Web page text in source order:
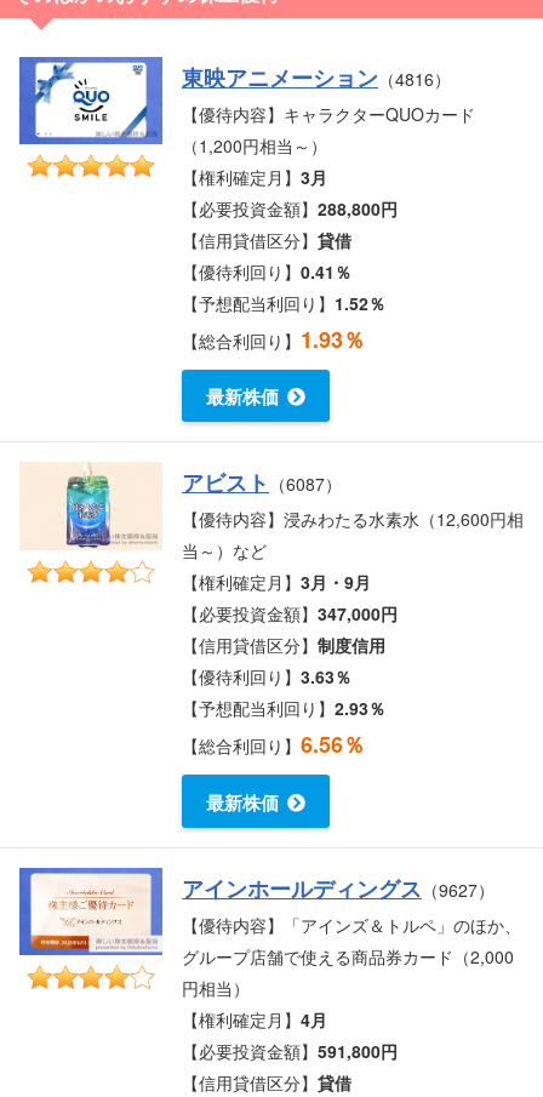
東映アニメーション （4816）
【優待内容】キャラクターQUOカード
（1,200円相当～）
【権利確定月】3月
【必要投資金額】288,800円
【信用貸借区分】貸借
【優待利回り】0.41％
【予想配当利回り】 1.52％
【総合利回り】 1.93％
最新株価
アビスト （6087）
【優待内容】浸みわたる水素水（12,600円相
当～）など
【権利確定月】3月・9月
【必要投資金額】347,000円
【信用貸借区分】制度信用
【優待利回り】3.63％
【予想配当利回り】2.93％
【総合利回り】6.56％
最新株価
アインホールディングス （9627）
【優待内容】「アインズ＆トルペ」のほか、
グループ店舗で使える商品券カード（2,000
円相当）
【権利確定月】4月
【必要投資金額】591,800円
【信用貸借区分】貸借